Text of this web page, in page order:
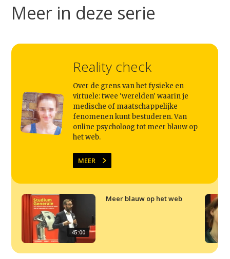
Home
Agenda
Video
Podcast
Artikelen
Contact
Meer in deze serie
Reality check
Over de grens van het fysieke en
virtuele: twee 'werelden' waarin je
medische of maatschappelijke
fenomenen kunt bestuderen. Van
online psycholoog tot meer blauw op
het web.
MEER
45:00
Meer blauw op het web